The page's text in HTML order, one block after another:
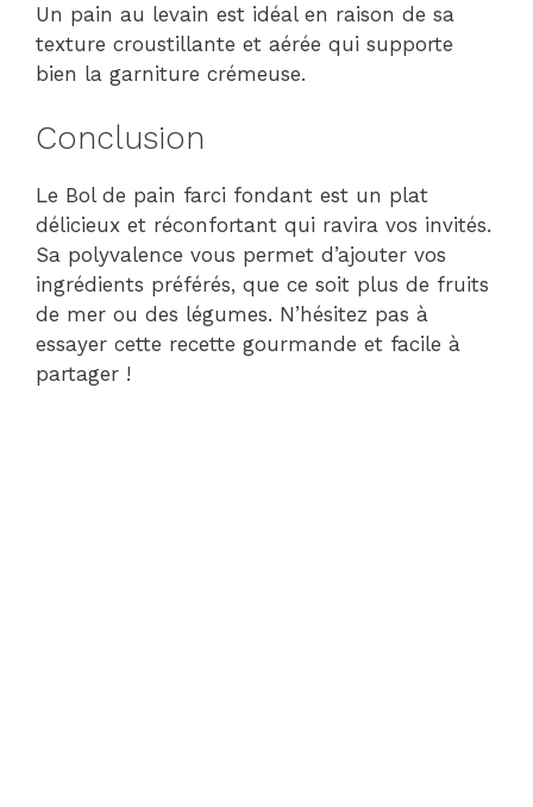
Un pain au levain est idéal en raison de sa
texture croustillante et aérée qui supporte
bien la garniture crémeuse.
Conclusion
Le Bol de pain farci fondant est un plat
délicieux et réconfortant qui ravira vos invités.
Sa polyvalence vous permet d’ajouter vos
ingrédients préférés, que ce soit plus de fruits
de mer ou des légumes. N’hésitez pas à
essayer cette recette gourmande et facile à
partager !